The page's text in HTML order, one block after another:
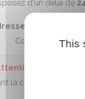
d'un délai de
?
Cour d'appel
la chambre de
This